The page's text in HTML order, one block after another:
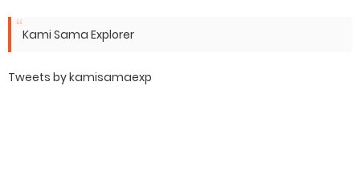
Kami Sama Explorer
Tweets by kamisamaexp